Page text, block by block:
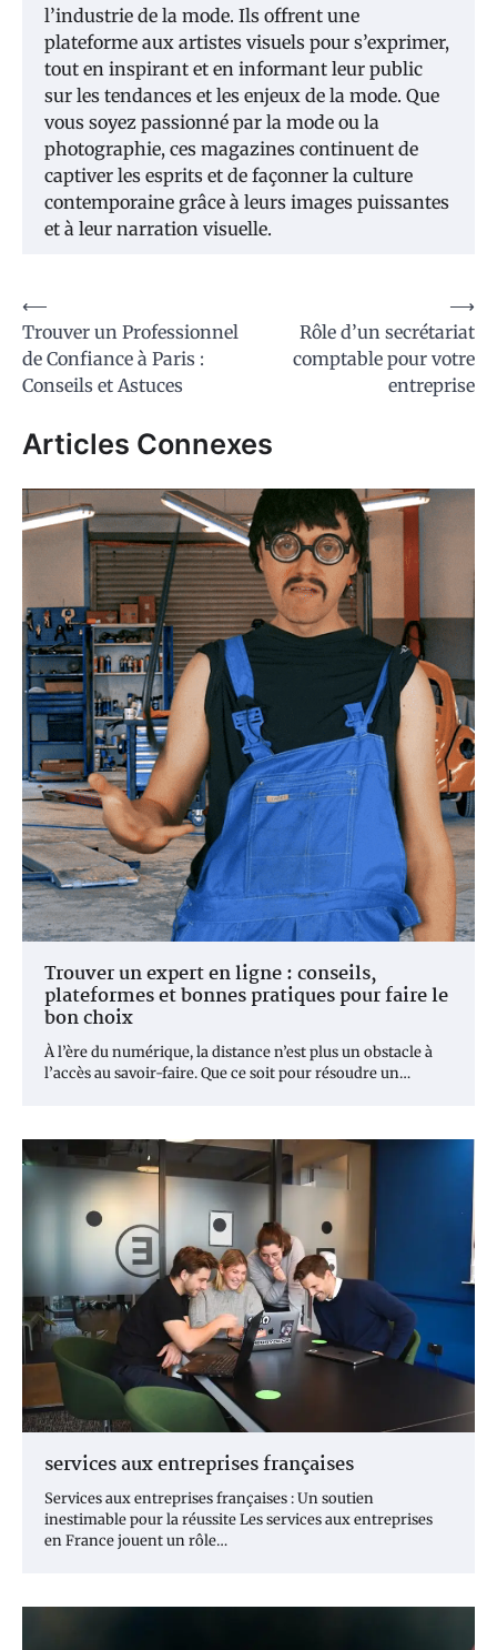
l’industrie de la mode. Ils offrent une
plateforme aux artistes visuels pour s’exprimer,
tout en inspirant et en informant leur public
sur les tendances et les enjeux de la mode. Que
vous soyez passionné par la mode ou la
photographie, ces magazines continuent de
captiver les esprits et de façonner la culture
contemporaine grâce à leurs images puissantes
et à leur narration visuelle.
Navigation
de
l’article
⟵
Trouver un Professionnel
de Confiance à Paris :
Conseils et Astuces
Rôle d’un secrétariat
comptable pour votre
entreprise
⟶
Articles Connexes
Trouver un expert en ligne : conseils,
plateformes et bonnes pratiques pour faire le
bon choix
À l’ère du numérique, la distance n’est plus un obstacle à
l’accès au savoir-faire. Que ce soit pour résoudre un…
services aux entreprises françaises
Services aux entreprises françaises : Un soutien
inestimable pour la réussite Les services aux entreprises
en France jouent un rôle…